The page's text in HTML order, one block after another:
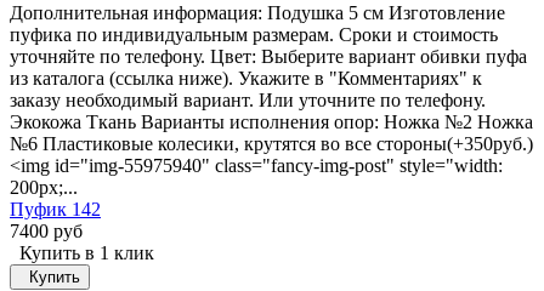
Дополнительная информация: Подушка 5 см Изготовление
пуфика по индивидуальным размерам. Сроки и стоимость
уточняйте по телефону. Цвет: Выберите вариант обивки пуфа
из каталога (ссылка ниже). Укажите в "Комментариях" к
заказу необходимый вариант. Или уточните по телефону.
Экокожа Ткань Варианты исполнения опор: Ножка №2 Ножка
№6 Пластиковые колесики, крутятся во все стороны(+350руб.)
<img id="img-55975940" class="fancy-img-post" style="width:
200px;...
Пуфик 142
7400 руб
Купить в 1 клик
Купить